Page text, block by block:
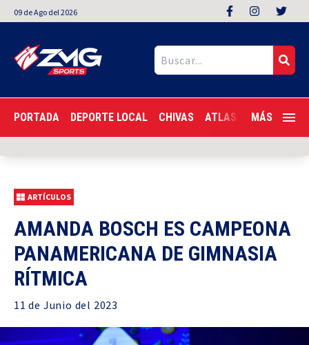
09 deAgo del 2026
PORTADA DEPORTE LOCAL CHIVAS ATLAS LIGA MX
MÁS
ARTÍCULOS
AMANDA BOSCH ES CAMPEONA
PANAMERICANA DE GIMNASIA
RÍTMICA
11 de Junio del 2023